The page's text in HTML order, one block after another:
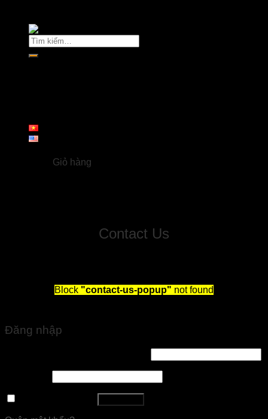
Tìm
kiếm:
Giỏ hàng
Contact Us
Block "contact-us-popup" not found
Đăng nhập